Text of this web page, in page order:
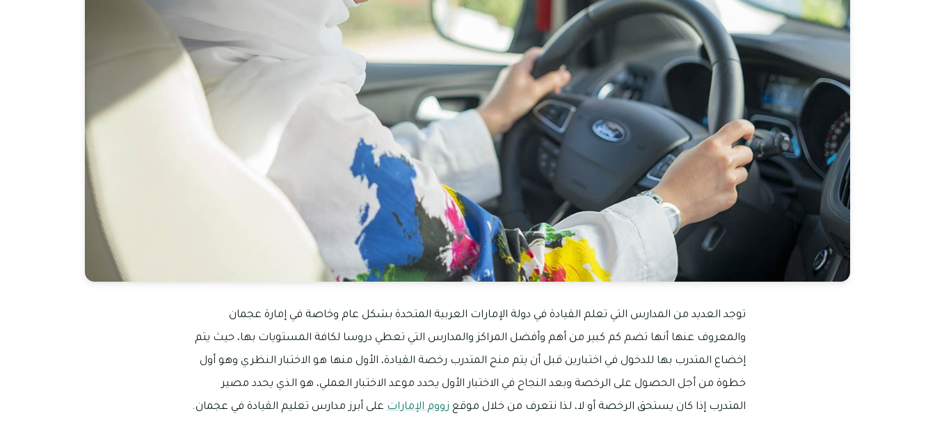
توجد العديد من المدارس التي تعلم القيادة في دولة الإمارات العربية المتحدة بشكل عام وخاصة في إمارة عجمان
والمعروف عنها أنها تضم كم كبير من أهم وأفضل المراكز والمدارس التي تعطي دروسا لكافة المستويات بها، حيث يتم
إخضاع المتدرب بها للدخول في اختبارين قبل أن يتم منح المتدرب رخصة القيادة، الأول منها هو الاختبار النظري وهو أول
خطوة من أجل الحصول على الرخصة وبعد النجاح في الاختبار الأول يحدد موعد الاختبار العملي، هو الذي يحدد مصير
المتدرب إذا كان يستحق الرخصة أو لا، لذا نتعرف من خلال موقع زووم الإمارات على أبرز مدارس تعليم القيادة في عجمان.